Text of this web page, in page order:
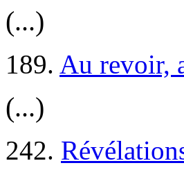
(...)
189. Au revoir,
(...)
242.